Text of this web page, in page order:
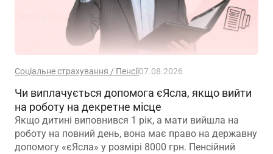
Соціальне страхування / Пенсії07.08.2026
Чи виплачується допомога єЯсла, якщо вийти
на роботу на декретне місце
Якщо дитині виповнився 1 рік, а мати вийшла на
роботу на повний день, вона має право на державну
допомогу «єЯсла» у розмірі 8000 грн. Пенсійний